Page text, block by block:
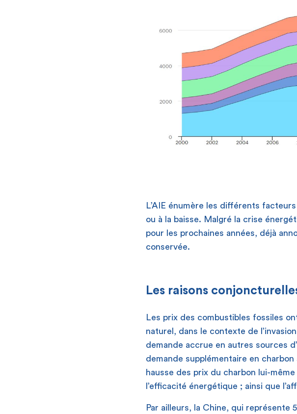
L’AIE énumère les différents
ou à la baisse. Malgré la crise
pour les prochaines années, déjà
conservée.
Les raisons
Les prix des combustibles fossiles
naturel, dans le contexte de
demande accrue en autres sources
demande supplémentaire en
hausse des prix du charbon lui-
l’efficacité énergétique ; ainsi que
Par ailleurs, la Chine, qui représente